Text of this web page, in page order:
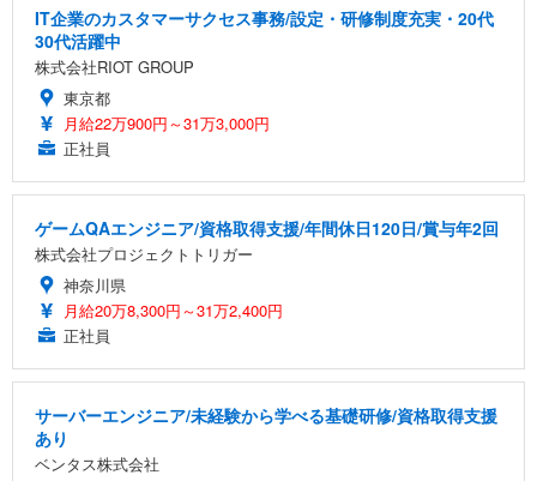
IT企業のカスタマーサクセス事務/設定・研修制度充実・20代
30代活躍中
株式会社RIOT GROUP
東京都
月給22万900円～31万3,000円
正社員
ゲームQAエンジニア/資格取得支援/年間休日120日/賞与年2回
株式会社プロジェクトトリガー
神奈川県
月給20万8,300円～31万2,400円
正社員
サーバーエンジニア/未経験から学べる基礎研修/資格取得支援
あり
ベンタス株式会社